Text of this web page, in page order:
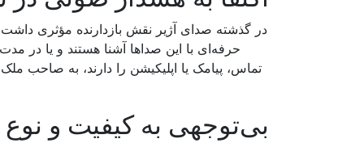
در گذشته صدای آژیر نقش بازدارنده مؤثری
حرفه‌ای با این صداها آشنا هستند و یا در
تماس، پیامک یا اپلیکیشن را دارند، به صاحب
بی‌توجهی به کیفیت و